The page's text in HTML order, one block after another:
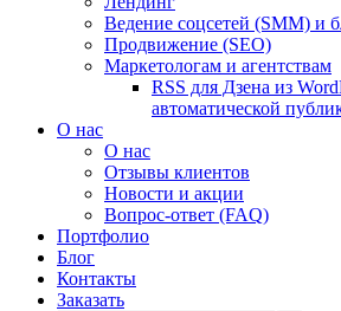
Ведение соцсетей (SMM) и
Продвижение (SEO)
Маркетологам и агентствам
RSS для Дзена из
автоматической
О нас
О нас
Отзывы клиентов
Новости и акции
Вопрос-ответ (FAQ)
Портфолио
Блог
Контакты
Заказать